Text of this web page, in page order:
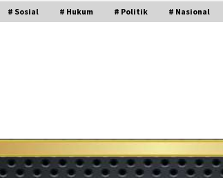
# Sosial # Hukum # Politik # Nasional